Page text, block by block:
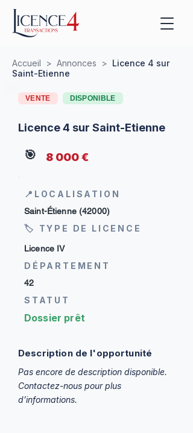
Accueil > Annonces > Licence 4 sur
Saint-Etienne
VENTE DISPONIBLE
Licence 4 sur Saint-Etienne
🎯 8 000 €
📍LOCALISATION
Saint-Étienne (42000)
🏷 TYPE DE LICENCE
Licence IV
DÉPARTEMENT
42
STATUT
Dossier prêt
Description de l'opportunité
Pas encore de description disponible.
Contactez-nous pour plus
d’informations.